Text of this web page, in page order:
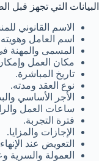
البيانات التي تجهز قبل
الاسم القانوني
اسم العامل
المسمى والمهنة
مكان العمل وإمكان
تاريخ المباشرة.
نوع العقد ومدته.
الأجر الأساسي
ساعات العمل
فترة التجربة.
الإجازات والمزايا.
التعويض عند
العمولة والسرية